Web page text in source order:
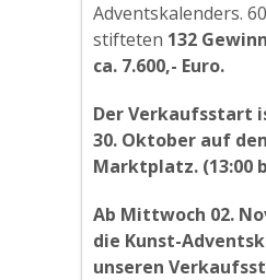
Adventskalenders.
stifteten 132
ca. 7.600,- Euro.
Der Verkaufsstart
30. Oktober auf
Marktplatz. (13:00
Ab Mittwoch 02.
die Kunst-
unseren